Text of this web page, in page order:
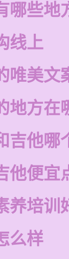
哪些地
线上
唯美文
地方在
吉他哪
他便宜
养培训
么样